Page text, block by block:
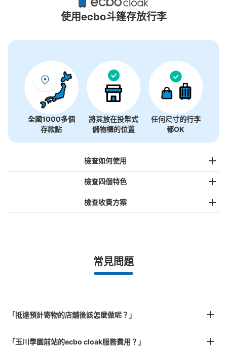
1個投幣式置物櫃
使用ecbo斗篷存放行李
全國1000多個
存款點
將其放在投幣式
儲物櫃的位置
任何尺寸的行李
都OK
檢查如何使用
事先用手機預約
指定的日期和時間
檢查四個特色
全國有1,000家以上合作店鋪
檢查收費方案
最長邊未滿45cm的行李（小型背包、手提包、手提行李
¥800/日
常見問題
「抵達預計寄物的店舖後該怎麼做呢？」
「玉川學園前站的ecbo cloak服務費用？」